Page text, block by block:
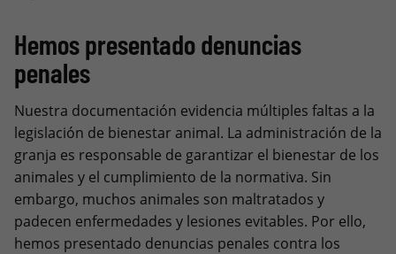
Hemos presentado denuncias
penales
Nuestra documentación evidencia múltiples faltas a la
legislación de bienestar animal. La administración de la
granja es responsable de garantizar el bienestar de los
animales y el cumplimiento de la normativa. Sin
embargo, muchos animales son maltratados y
padecen enfermedades y lesiones evitables. Por ello,
hemos presentado denuncias penales contra los